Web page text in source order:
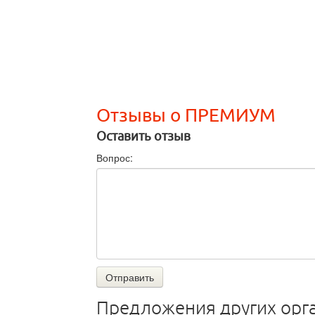
Отзывы о ПРЕМИУМ
Оставить отзыв
Вопрос:
Отправить
Предложения других